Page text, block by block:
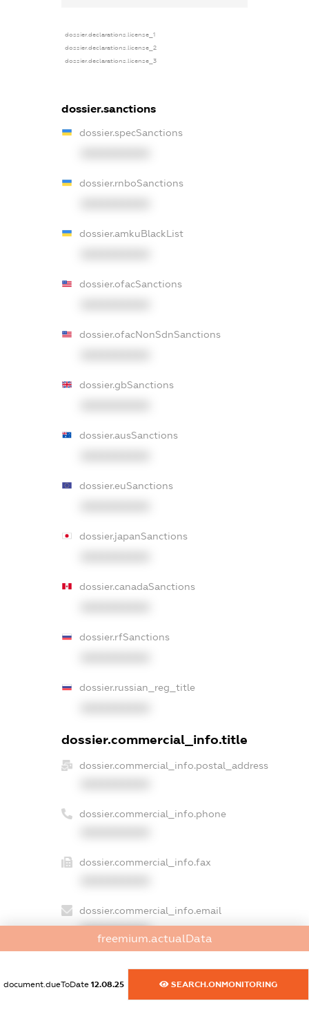
dossier.declarations.license_1
dossier.declarations.license_2
dossier.declarations.license_3
dossier.sanctions
dossier.specSanctions
dossier.rnboSanctions
dossier.amkuBlackList
dossier.ofacSanctions
dossier.ofacNonSdnSanctions
dossier.gbSanctions
dossier.ausSanctions
dossier.euSanctions
dossier.japanSanctions
dossier.canadaSanctions
dossier.rfSanctions
dossier.russian_reg_title
dossier.commercial_info.title
dossier.commercial_info.postal_address
dossier.commercial_info.phone
dossier.commercial_info.fax
dossier.commercial_info.email
XXXXXXXXXX
freemium.actualData
document.dueToDate 12.08.25 SEARCH.ONMONITORING